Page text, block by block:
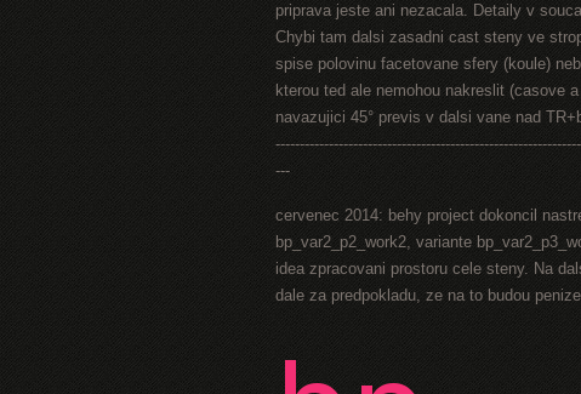
priprava jeste ani nezacala. Detaily v
Chybi tam dalsi zasadni cast steny ve
spise polovinu facetovane sfery (koule)
kterou ted ale nemohou nakreslit (casove
navazujici 45° previs v dalsi vane nad
---
cervenec 2014: behy project dokoncil
bp_var2_p2_work2, variante
idea zpracovani prostoru cele steny. Na
dale za predpokladu, ze na to budou